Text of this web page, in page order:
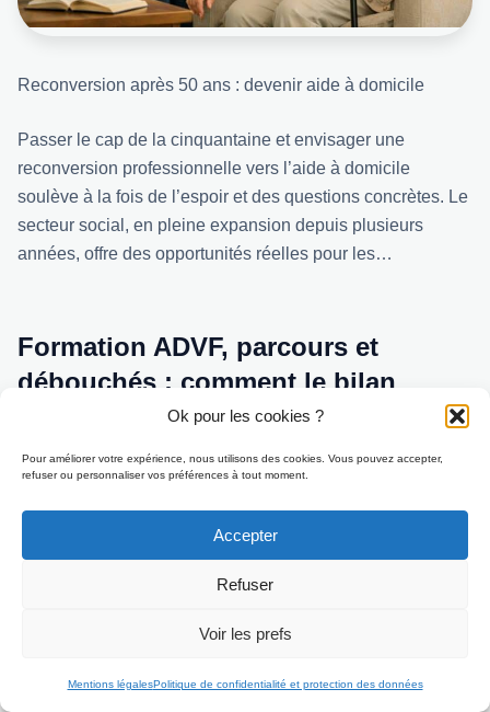
Ok pour les cookies ?
Pour améliorer votre expérience, nous utilisons des cookies. Vous pouvez accepter,
refuser ou personnaliser vos préférences à tout moment.
Accepter
Refuser
Voir les prefs
Mentions légalesPolitique de confidentialité et protection des données
Reconversion après 50 ans : devenir aide à domicile
Passer le cap de la cinquantaine et envisager une
reconversion professionnelle vers l’aide à domicile
soulève à la fois de l’espoir et des questions concrètes. Le
secteur social, en pleine expansion depuis plusieurs
années, offre des opportunités réelles pour les…
Formation ADVF, parcours et
débouchés : comment le bilan
oriente votre choix de formation
Après la synthèse du bilan, la question centrale reste :
souvent recommandée. Elle permet d’acquérir des
méthodes relationnelles indispensables.
La formation ADVF inclut des volets théoriques et